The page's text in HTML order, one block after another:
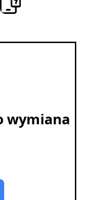
wymiana